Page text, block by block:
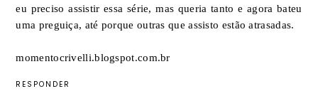
eu preciso assistir essa série, mas queria tanto e agora bateu
uma preguiça, até porque outras que assisto estão atrasadas.
momentocrivelli.blogspot.com.br
RESPONDER